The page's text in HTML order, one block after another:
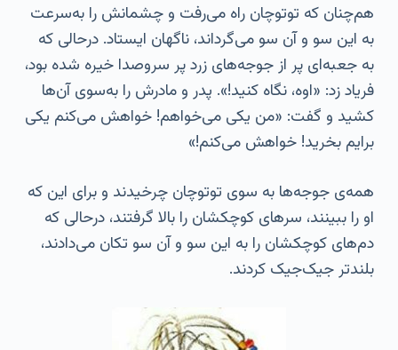
هم‌چنان که توتوچان راه می‌رفت و چشمانش را به‌سرعت
به این سو و آن سو می‌گرداند، ناگهان ایستاد. درحالی که
به جعبه‌ای پر از جوجه‌های زرد پر سروصدا خیره شده بود،
فریاد زد: «اوه، نگاه کنید!». پدر و مادرش را به‌سوی آن‌ها
کشید و گفت: «من یکی می‌خواهم! خواهش می‌کنم یکی
برایم بخرید! خواهش می‌کنم!»
همه‌ی جوجه‌ها به سوی توتوچان چرخیدند و برای این که
او را ببینند، سرهای کوچکشان را بالا گرفتند، درحالی که
دم‌های کوچکشان را به این سو و آن سو تکان می‌دادند،
بلندتر جیک‌جیک کردند.